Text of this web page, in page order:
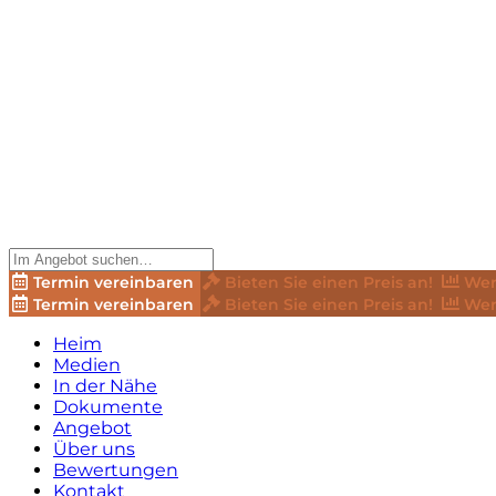
Termin vereinbaren Bieten Sie einen Preis an!
Termin vereinbaren
Bieten Sie einen Preis an!
Heim
Medien
In der Nähe
Dokumente
Angebot
Über uns
Bewertungen
Kontakt